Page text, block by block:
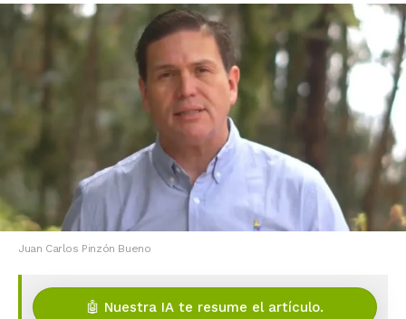
Juan Carlos Pinzón Bueno
🤖 Nuestra IA te resume el artículo.